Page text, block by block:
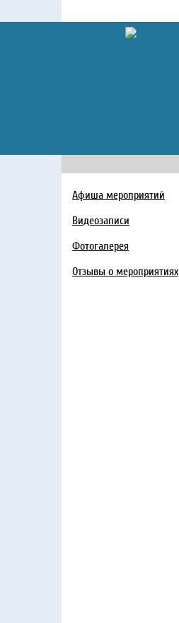
Афиша мероприятий
Видеозаписи
Фотогалерея
Отзывы о мероприятиях